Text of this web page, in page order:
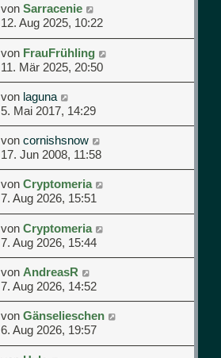
von Sarracenie
12. Aug 2025, 10:22
von FrauFrühling
11. Mär 2025, 20:50
von laguna
5. Mai 2017, 14:29
von cornishsnow
17. Jun 2008, 11:58
von Cryptomeria
7. Aug 2026, 15:51
von Cryptomeria
7. Aug 2026, 15:44
von AndreasR
7. Aug 2026, 14:52
von Gänselieschen
6. Aug 2026, 19:57